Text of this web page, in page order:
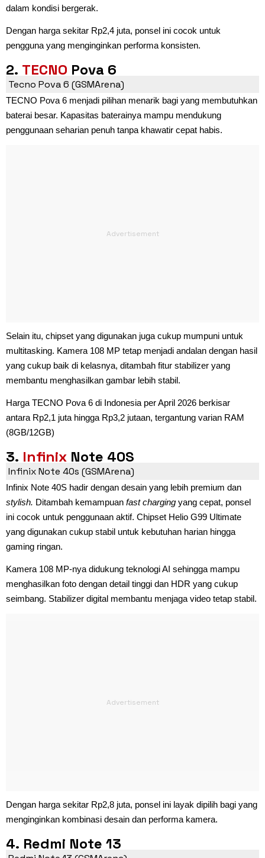
dalam kondisi bergerak.
Dengan harga sekitar Rp2,4 juta, ponsel ini cocok untuk
pengguna yang menginginkan performa konsisten.
2. TECNO Pova 6
Tecno Pova 6 (GSMArena)
TECNO Pova 6 menjadi pilihan menarik bagi yang membutuhkan
baterai besar. Kapasitas baterainya mampu mendukung
penggunaan seharian penuh tanpa khawatir cepat habis.
Selain itu, chipset yang digunakan juga cukup mumpuni untuk
multitasking. Kamera 108 MP tetap menjadi andalan dengan hasil
yang cukup baik di kelasnya, ditambah fitur stabilizer yang
membantu menghasilkan gambar lebih stabil.
Harga TECNO Pova 6 di Indonesia per April 2026 berkisar
antara Rp2,1 juta hingga Rp3,2 jutaan, tergantung varian RAM
(8GB/12GB)
3. Infinix Note 40S
Infinix Note 40s (GSMArena)
Infinix Note 40S hadir dengan desain yang lebih premium dan
stylish. Ditambah kemampuan fast charging yang cepat, ponsel
ini cocok untuk penggunaan aktif. Chipset Helio G99 Ultimate
yang digunakan cukup stabil untuk kebutuhan harian hingga
gaming ringan.
Kamera 108 MP-nya didukung teknologi AI sehingga mampu
menghasilkan foto dengan detail tinggi dan HDR yang cukup
seimbang. Stabilizer digital membantu menjaga video tetap stabil.
Dengan harga sekitar Rp2,8 juta, ponsel ini layak dipilih bagi yang
menginginkan kombinasi desain dan performa kamera.
4. Redmi Note 13